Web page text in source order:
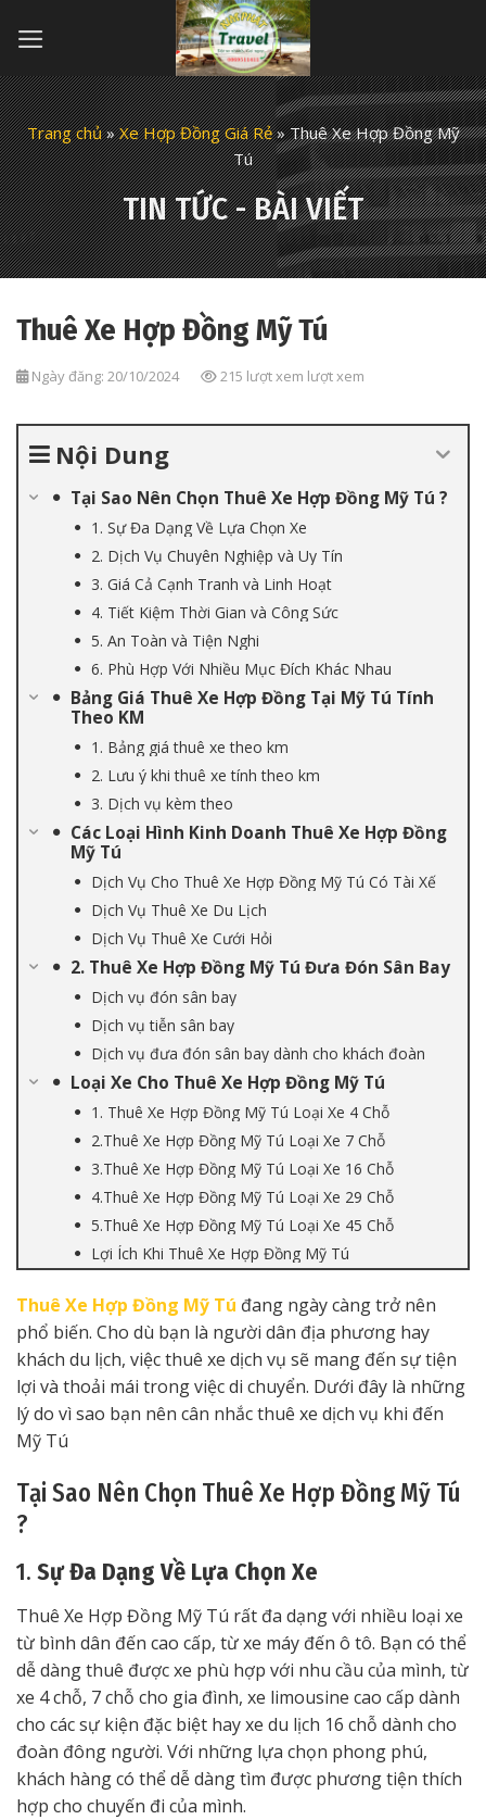
Trang chủ»Xe Hợp Đồng Giá Rẻ»Thuê Xe Hợp Đồng Mỹ
Tú
TIN TỨC - BÀI VIẾT
Thuê Xe Hợp Đồng Mỹ Tú
Ngày đăng: 20/10/2024 215 lượt xem lượt xem
Nội Dung
Tại Sao Nên Chọn Thuê Xe Hợp Đồng Mỹ Tú ?
1. Sự Đa Dạng Về Lựa Chọn Xe
2. Dịch Vụ Chuyên Nghiệp và Uy Tín
3. Giá Cả Cạnh Tranh và Linh Hoạt
4. Tiết Kiệm Thời Gian và Công Sức
5. An Toàn và Tiện Nghi
6. Phù Hợp Với Nhiều Mục Đích Khác Nhau
Bảng Giá Thuê Xe Hợp Đồng Tại Mỹ Tú Tính
Theo KM
1. Bảng giá thuê xe theo km
2. Lưu ý khi thuê xe tính theo km
3. Dịch vụ kèm theo
Các Loại Hình Kinh Doanh Thuê Xe Hợp Đồng
Mỹ Tú
Dịch Vụ Cho Thuê Xe Hợp Đồng Mỹ Tú Có Tài Xế
Dịch Vụ Thuê Xe Du Lịch
Dịch Vụ Thuê Xe Cưới Hỏi
2. Thuê Xe Hợp Đồng Mỹ Tú Đưa Đón Sân Bay
Dịch vụ đón sân bay
Dịch vụ tiễn sân bay
Dịch vụ đưa đón sân bay dành cho khách đoàn
Loại Xe Cho Thuê Xe Hợp Đồng Mỹ Tú
1. Thuê Xe Hợp Đồng Mỹ Tú Loại Xe 4 Chỗ
2.Thuê Xe Hợp Đồng Mỹ Tú Loại Xe 7 Chỗ
3.Thuê Xe Hợp Đồng Mỹ Tú Loại Xe 16 Chỗ
4.Thuê Xe Hợp Đồng Mỹ Tú Loại Xe 29 Chỗ
5.Thuê Xe Hợp Đồng Mỹ Tú Loại Xe 45 Chỗ
Lợi Ích Khi Thuê Xe Hợp Đồng Mỹ Tú
Thuê Xe Hợp Đồng Mỹ Tú đang ngày càng trở nên
phổ biến. Cho dù bạn là người dân địa phương hay
khách du lịch, việc thuê xe dịch vụ sẽ mang đến sự tiện
lợi và thoải mái trong việc di chuyển. Dưới đây là những
lý do vì sao bạn nên cân nhắc thuê xe dịch vụ khi đến
Mỹ Tú
Tại Sao Nên Chọn Thuê Xe Hợp Đồng Mỹ Tú
?
1. Sự Đa Dạng Về Lựa Chọn Xe
Thuê Xe Hợp Đồng Mỹ Tú rất đa dạng với nhiều loại xe
từ bình dân đến cao cấp, từ xe máy đến ô tô. Bạn có thể
dễ dàng thuê được xe phù hợp với nhu cầu của mình, từ
xe 4 chỗ, 7 chỗ cho gia đình, xe limousine cao cấp dành
cho các sự kiện đặc biệt hay xe du lịch 16 chỗ dành cho
đoàn đông người. Với những lựa chọn phong phú,
khách hàng có thể dễ dàng tìm được phương tiện thích
hợp cho chuyến đi của mình.